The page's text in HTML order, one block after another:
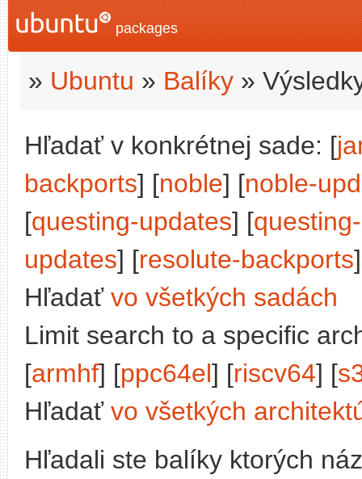
packages
» Ubuntu » Balíky »
Hľadať v konkrétnej sade: [
backports] [noble] [noble-
[questing-updates] [
updates] [resolute-backports
Hľadať vo všetkých sadách
Limit search to a specific
[armhf] [ppc64el] [riscv64] [
Hľadať vo všetkých
Hľadali ste balíky ktorých